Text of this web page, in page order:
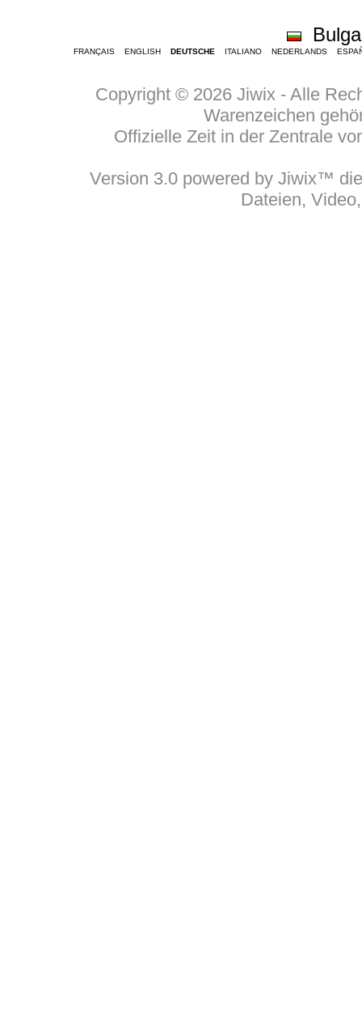
FRANÇAIS ENGLISH DEUTSCHE ITALIANO NEDERLANDS
Copyright © 2026 Jiwix - Alle
Warenzeichen
Offizielle Zeit in der Zentrale
Version 3.0 powered by Jiwix™
Dateien,